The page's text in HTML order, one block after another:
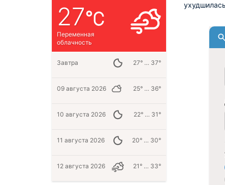
27
Переменная
облачность
Завтра 27° … 37°
09 августа 2026 25° … 36°
10 августа 2026 22° … 31°
11 августа 2026 20° … 30°
12 августа 2026 21° … 33°